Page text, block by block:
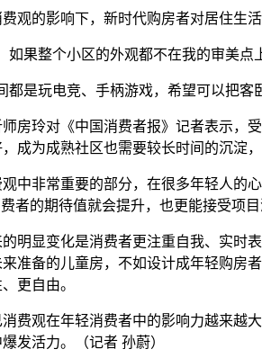
观的影响下，新时代购房者对居住生
如果整个小区的外观都不在我的审美
都是玩电竞、手柄游戏，希望可以把客
房玲对《中国消费者报》记者表示，
成为成熟社区也需要较长时间的沉淀
中非常重要的部分，在很多年轻人的
者的期待值就会提升，也更能接受项目
明显变化是消费者更注重自我、实时
准备的儿童房，不如设计成年轻购房
更自由。
费观在年轻消费者中的影响力越来越
发活力。（记者 孙蔚）